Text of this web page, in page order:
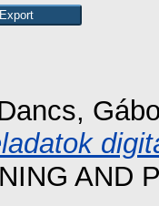
AND